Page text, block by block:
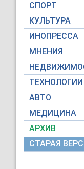
СПОРТ
КУЛЬТУРА
ИНОПРЕССА
МНЕНИЯ
ТЕХНОЛОГИИ
АВТО
МЕДИЦИНА
АРХИВ
СТАРАЯ